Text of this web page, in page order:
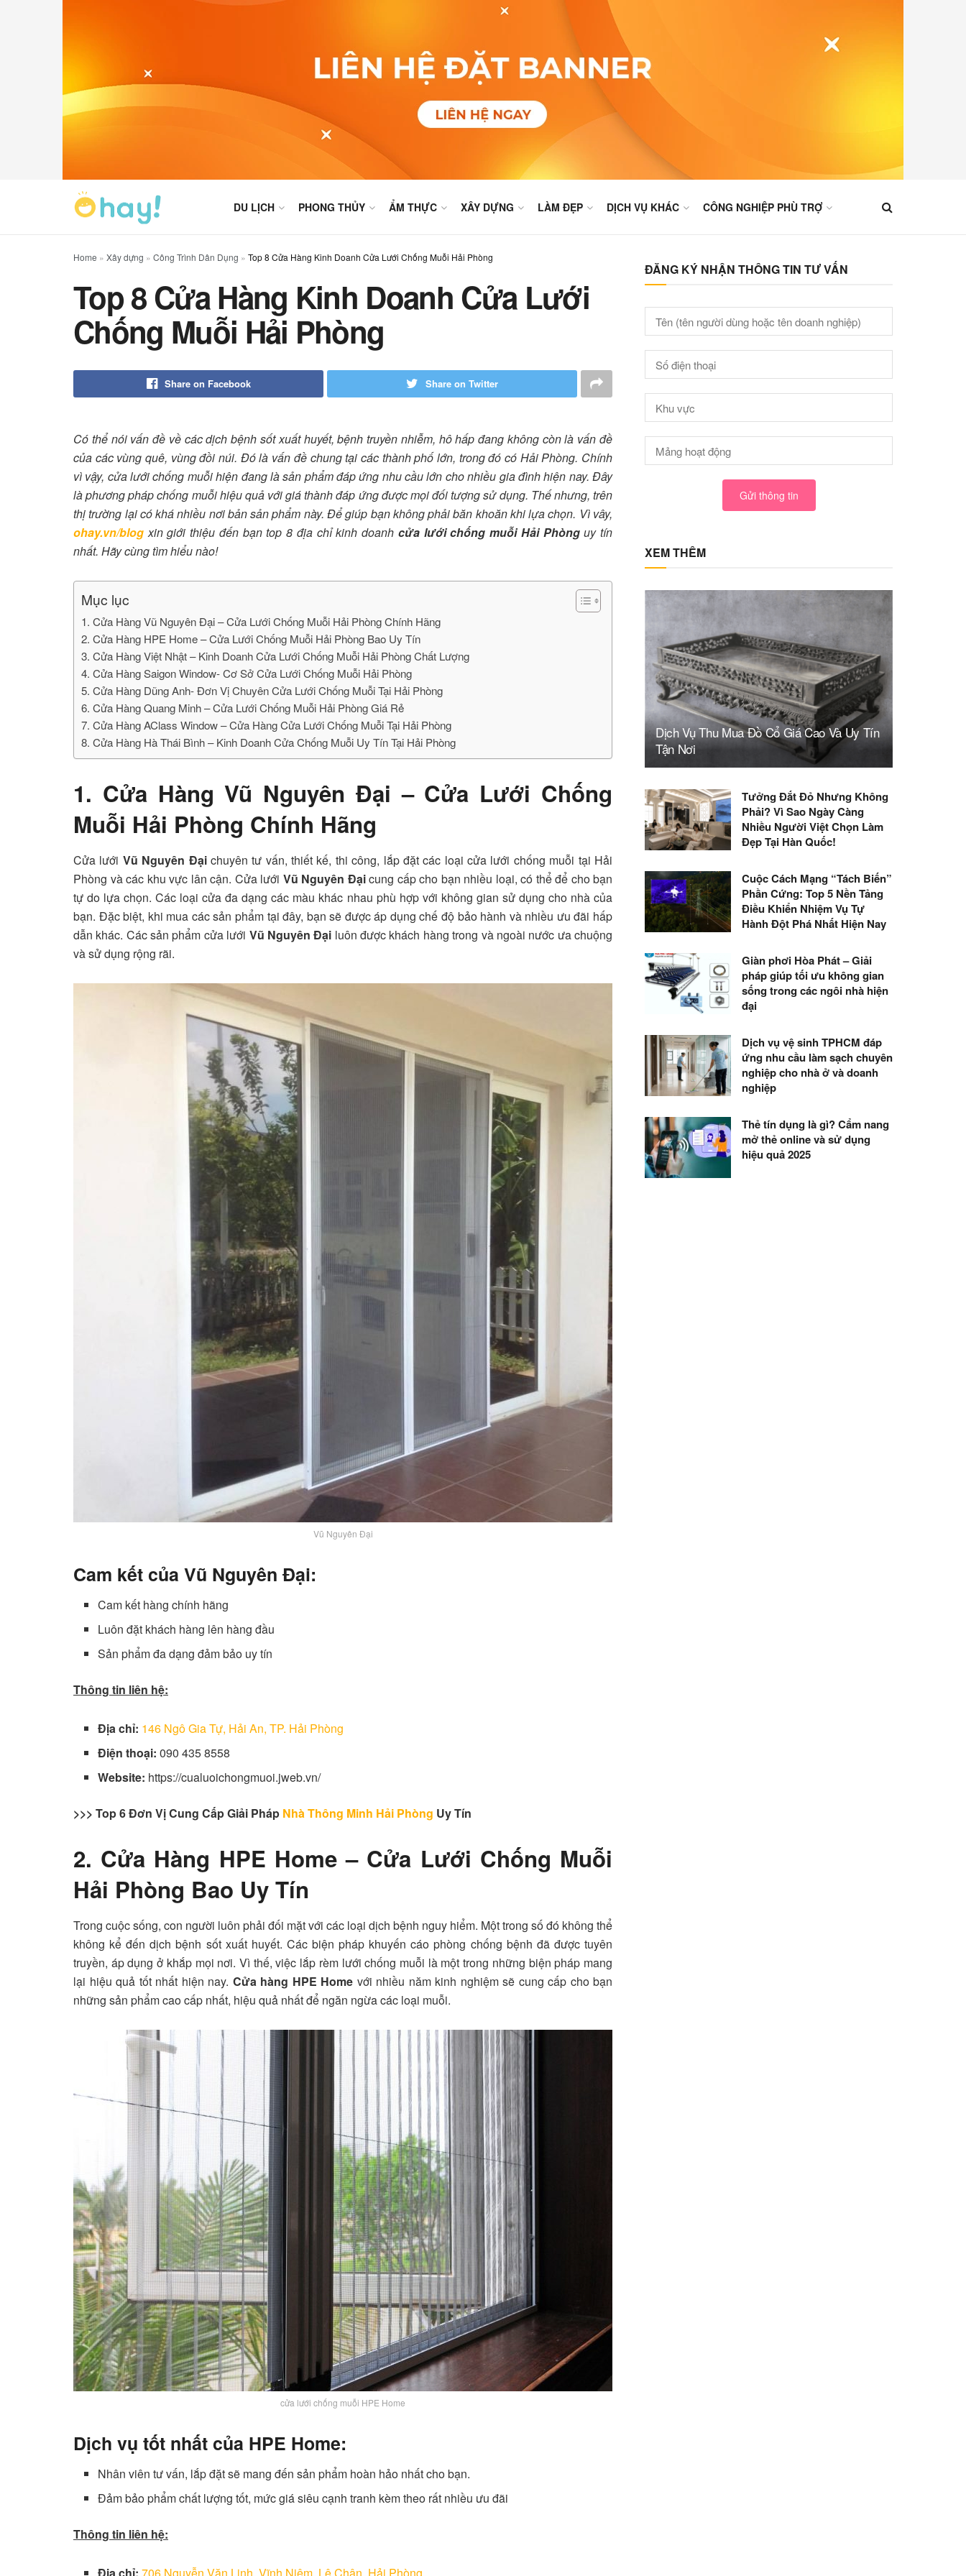
DU LỊCH PHONG THỦY ẨM THỰC XÂY DỰNG LÀM ĐẸP DỊCH VỤ KHÁC CÔNG NGHIỆP PHÙ TRỢ
Home » Xây dựng » Công Trình Dân Dụng » Top 8 Cửa Hàng Kinh Doanh Cửa Lưới Chống Muỗi Hải Phòng
Top 8 Cửa Hàng Kinh Doanh Cửa Lưới
Chống Muỗi Hải Phòng
Share on Facebook Share on Twitter
Có thể nói vấn đề về các dịch bệnh sốt xuất huyết, bệnh truyền nhiễm, hô hấp đang không còn là vấn đề
của các vùng quê, vùng đồi núi. Đó là vấn đề chung tại các thành phố lớn, trong đó có Hải Phòng. Chính
vì vậy, cửa lưới chống muỗi hiện đang là sản phẩm đáp ứng nhu cầu lớn cho nhiều gia đình hiện nay. Đây
là phương pháp chống muỗi hiệu quả với giá thành đáp ứng được mọi đối tượng sử dụng. Thế nhưng, trên
thị trường lại có khá nhiều nơi bản sản phẩm này. Để giúp bạn không phải băn khoăn khi lựa chọn. Vì vây,
ohay.vn/blog xin giới thiệu đến bạn top 8 địa chỉ kinh doanh cửa lưới chống muỗi Hải Phònguy tín
nhất. Hãy cùng tìm hiểu nào!
Mục lục
1. Cửa Hàng Vũ Nguyên Đại – Cửa Lưới Chống Muỗi Hải Phòng Chính Hãng
2. Cửa Hàng HPE Home – Cửa Lưới Chống Muỗi Hải Phòng Bao Uy Tín
3. Cửa Hàng Việt Nhật – Kinh Doanh Cửa Lưới Chống Muỗi Hải Phòng Chất Lượng
4. Cửa Hàng Saigon Window- Cơ Sở Cửa Lưới Chống Muỗi Hải Phòng
5. Cửa Hàng Dũng Anh- Đơn Vị Chuyên Cửa Lưới Chống Muỗi Tại Hải Phòng
6. Cửa Hàng Quang Minh – Cửa Lưới Chống Muỗi Hải Phòng Giá Rẻ
7. Cửa Hàng AClass Window – Cửa Hàng Cửa Lưới Chống Muỗi Tại Hải Phòng
8. Cửa Hàng Hà Thái Bình – Kinh Doanh Cửa Chống Muỗi Uy Tín Tại Hải Phòng
1. Cửa Hàng Vũ Nguyên Đại – Cửa Lưới Chống
Muỗi Hải Phòng Chính Hãng
Cửa lưới Vũ Nguyên Đạichuyên tư vấn, thiết kế, thi công, lắp đặt các loại cửa lưới chống muỗi tại Hải
Phòng và các khu vực lân cận. Cửa lưới Vũ Nguyên Đạicung cấp cho bạn nhiều loại, có thể để cho bạn
tự do lựa chọn. Các loại cửa đa dạng các màu khác nhau phù hợp với không gian sử dụng cho nhà của
bạn. Đặc biệt, khi mua các sản phẩm tại đây, bạn sẽ được áp dụng chế độ bảo hành và nhiều ưu đãi hấp
dẫn khác. Các sản phẩm cửa lưới Vũ Nguyên Đại luôn được khách hàng trong và ngoài nước ưa chuộng
và sử dụng rộng rãi.
Vũ Nguyên Đại
Cam kết của Vũ Nguyên Đại:
Cam kết hàng chính hãng
Luôn đặt khách hàng lên hàng đầu
Sản phẩm đa dạng đảm bảo uy tín
Thông tin liên hệ:
Địa chỉ: 146 Ngô Gia Tự, Hải An, TP. Hải Phòng
Điện thoại:090 435 8558
Website: https://cualuoichongmuoi.jweb.vn/
>>> Top 6 Đơn Vị Cung Cấp Giải Pháp Nhà Thông Minh Hải Phòng Uy Tín
2. Cửa Hàng HPE Home – Cửa Lưới Chống Muỗi
Hải Phòng Bao Uy Tín
Trong cuộc sống, con người luôn phải đối mặt với các loại dịch bệnh nguy hiểm. Một trong số đó không thể
không kể đến dịch bệnh sốt xuất huyết. Các biện pháp khuyến cáo phòng chống bệnh đã được tuyên
truyền, áp dụng ở khắp mọi nơi. Vì thế, việc lắp rèm lưới chống muỗi là một trong những biện pháp mang
lại hiệu quả tốt nhất hiện nay. Cửa hàng HPE Home với nhiều năm kinh nghiệm sẽ cung cấp cho bạn
những sản phẩm cao cấp nhất, hiệu quả nhất để ngăn ngừa các loại muỗi.
cửa lưới chống muỗi HPE Home
Dịch vụ tốt nhất của HPE Home:
Nhân viên tư vấn, lắp đặt sẽ mang đến sản phẩm hoàn hảo nhất cho bạn.
Đảm bảo phẩm chất lượng tốt, mức giá siêu cạnh tranh kèm theo rất nhiều ưu đãi
Thông tin liên hệ:
ĐĂNG KÝ NHẬN THÔNG TIN TƯ VẤN
Gửi thông tin
XEM THÊM
Dịch Vụ Thu Mua Đồ Cổ Giá Cao Và Uy Tín
Tận Nơi
Tưởng Đắt Đỏ Nhưng Không
Phải? Vì Sao Ngày Càng
Nhiều Người Việt Chọn Làm
Đẹp Tại Hàn Quốc!
Cuộc Cách Mạng “Tách Biến”
Phần Cứng: Top 5 Nền Tảng
Điều Khiển Nhiệm Vụ Tự
Hành Đột Phá Nhất Hiện Nay
Giàn phơi Hòa Phát – Giải
pháp giúp tối ưu không gian
sống trong các ngôi nhà hiện
đại
Dịch vụ vệ sinh TPHCM đáp
ứng nhu cầu làm sạch chuyên
nghiệp cho nhà ở và doanh
nghiệp
Thẻ tín dụng là gì? Cẩm nang
mở thẻ online và sử dụng
hiệu quả 2025